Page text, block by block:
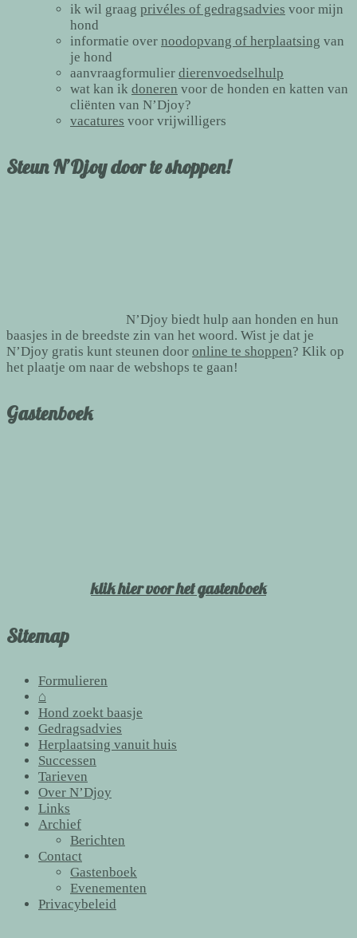
ik wil graag privéles of gedragsadvies voor mijn
hond
informatie over noodopvang of herplaatsing van
je hond
aanvraagformulier dierenvoedselhulp
wat kan ik doneren voor de honden en katten van
cliënten van N’Djoy?
vacatures voor vrijwilligers
Steun N’Djoy door te shoppen!
N’Djoy biedt hulp aan honden en hun
baasjes in de breedste zin van het woord. Wist je dat je
N’Djoy gratis kunt steunen door online te shoppen? Klik op
het plaatje om naar de webshops te gaan!
Gastenboek
klik hier voor het gastenboek
Sitemap
Formulieren
⌂
Hond zoekt baasje
Gedragsadvies
Herplaatsing vanuit huis
Successen
Tarieven
Over N’Djoy
Links
Archief
Berichten
Contact
Gastenboek
Evenementen
Privacybeleid